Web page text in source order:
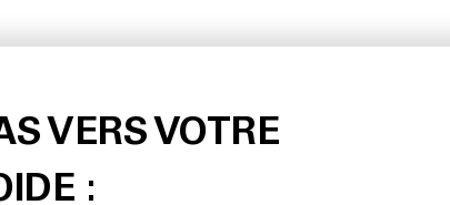
VERS VOTRE
: